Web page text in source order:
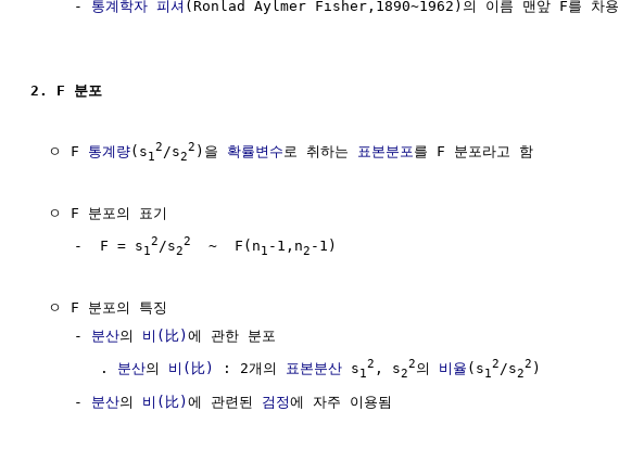
     -
통계학자 피셔 (Ronlad Aylmer Fisher,1890~1962)의 이름 맨앞 F를 차용
2. F 분포
  ㅇ F
통계량(s1
2/s2
2 )을 확률변수로 취하는 표본분포를 F 분포라고 함
  ㅇ F 분포의 표기
     -  F = s
1
2/s2
2
  ~  F(n
1 -1,n2 -1)
  ㅇ F 분포의 특징
     -
분산의 비(比) 에 관한 분포
        .
분산의 비(比) : 2개의 표본분산 s1
2 , s2
2의 비율 (s1
2/s2
2 )
     -
분산의 비(比) 에 관련된 검정에 자주 이용됨